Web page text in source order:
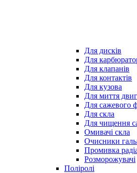
Для дисків
Для
Для клапанів
Для контактів
Для кузова
Для миття
Для сажевого
Для скла
Для чищення
Омивачі скла
Очисники
Промивка
Розморожувачі
Поліролі